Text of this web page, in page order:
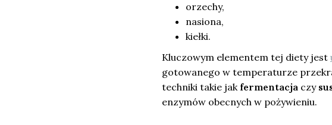
orzechy,
nasiona,
kiełki.
Kluczowym elementem tej diety jest
gotowanego w temperaturze
techniki takie jak fermentacja czy
enzymów obecnych w pożywieniu.